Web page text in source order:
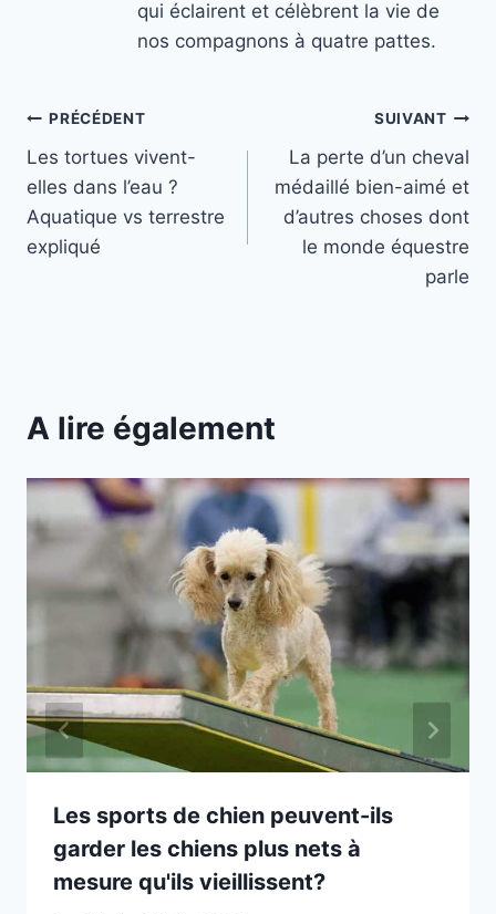
qui éclairent et célèbrent la vie de
nos compagnons à quatre pattes.
Navigation
de
l’article
PRÉCÉDENT
Les tortues vivent-
elles dans l’eau ?
Aquatique vs terrestre
expliqué
SUIVANT
La perte d’un cheval
médaillé bien-aimé et
d’autres choses dont
le monde équestre
parle
A lire également
Les sports de chien peuvent-ils
garder les chiens plus nets à
mesure qu'ils vieillissent?